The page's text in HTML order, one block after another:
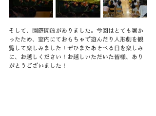
そして、園庭開放がありました。今回はとても暑か
ったため、室内にておもちゃで遊んだり人形劇を観
覧して楽しみました！ぜひまたあそべる日を楽しみ
に、お越しください！お越しいただいた皆様、あり
がとうございました！